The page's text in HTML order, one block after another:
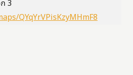
3
QYqYrVPisKzyMHmF8